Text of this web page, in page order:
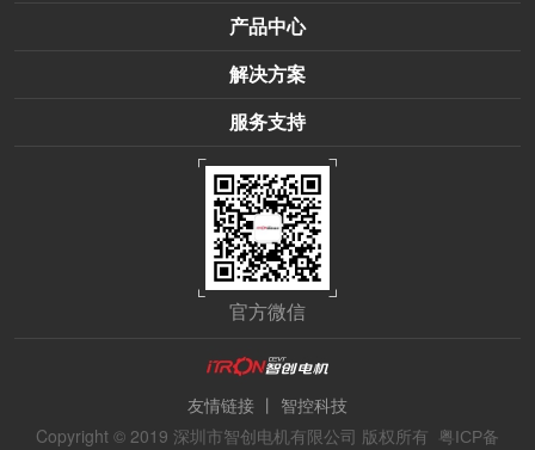
产品中心
解决方案
服务支持
官方微信
友情链接 丨 智控科技
Copyright © 2019 深圳市智创电机有限公司 版权所有 粤ICP备